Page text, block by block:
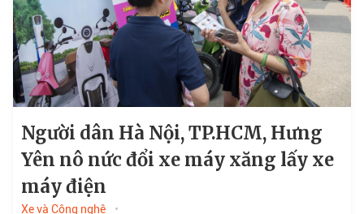
Người dân Hà Nội, TP.HCM, Hưng
Yên nô nức đổi xe máy xăng lấy xe
máy điện
Xe và Công nghệ